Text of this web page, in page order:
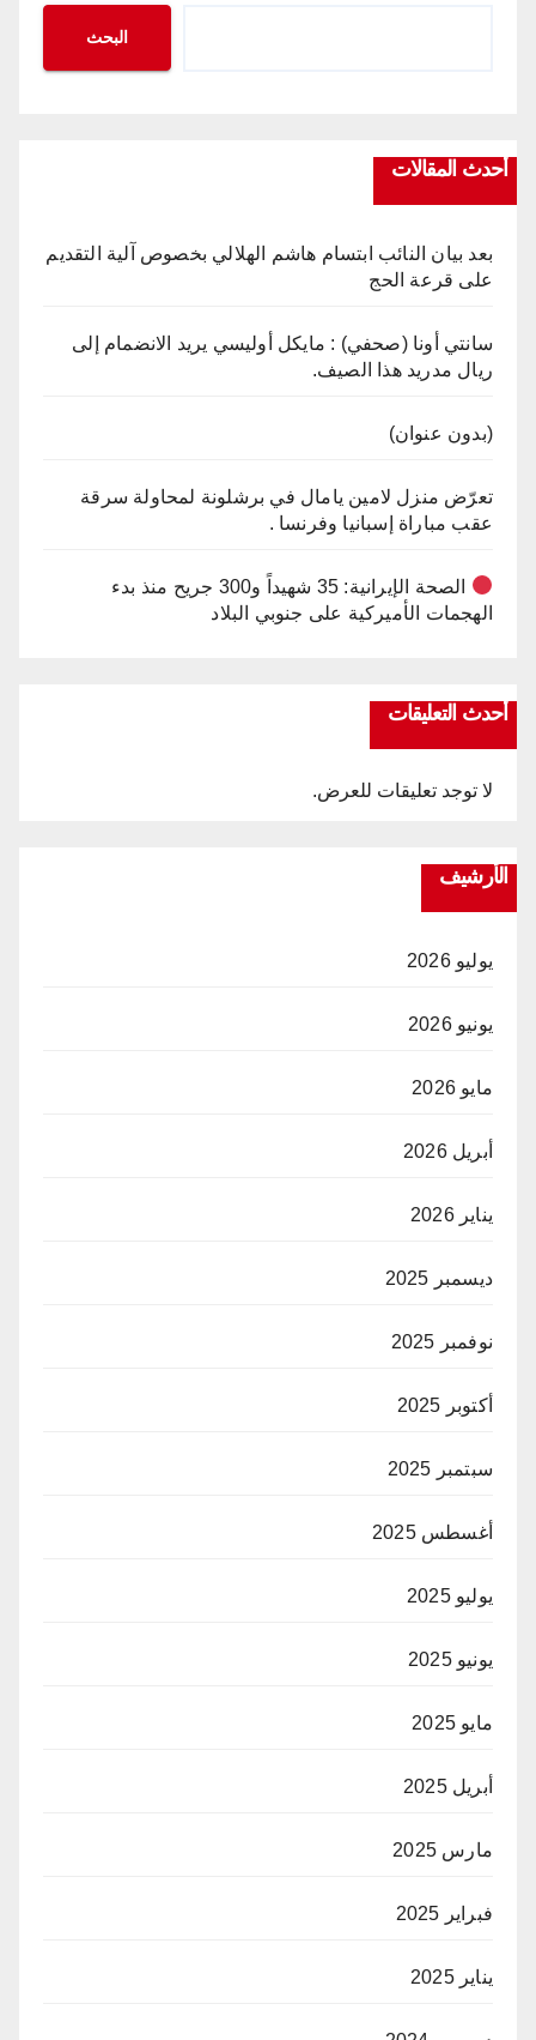
البحث
أحدث المقالات
بعد بيان النائب ابتسام هاشم الهلالي بخصوص آلية التقديم
على قرعة الحج
سانتي أونا (صحفي) : مايكل أوليسي يريد الانضمام إلى
ريال مدريد هذا الصيف.
(بدون عنوان)
تعرّض منزل لامين يامال في برشلونة لمحاولة سرقة
عقب مباراة إسبانيا وفرنسا .
الصحة الإيرانية: 35 شهيداً و300 جريح منذ بدء
الهجمات الأميركية على جنوبي البلاد
أحدث التعليقات
لا توجد تعليقات للعرض.
الأرشيف
يوليو 2026
يونيو 2026
مايو 2026
أبريل 2026
يناير 2026
ديسمبر 2025
نوفمبر 2025
أكتوبر 2025
سبتمبر 2025
أغسطس 2025
يوليو 2025
يونيو 2025
مايو 2025
أبريل 2025
مارس 2025
فبراير 2025
يناير 2025